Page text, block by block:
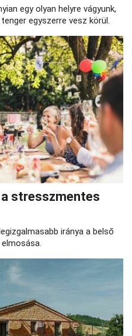
egy olyan helyre vágyunk,
egyszerre vesz körül.
stresszmentes
iránya a belső